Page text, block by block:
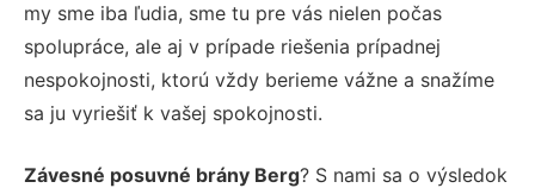
my sme iba ľudia, sme tu pre vás nielen počas
spolupráce, ale aj v prípade riešenia prípadnej
nespokojnosti, ktorú vždy berieme vážne a snažíme
sa ju vyriešiť k vašej spokojnosti.
Závesné posuvné brány Berg? S nami sa o výsledok